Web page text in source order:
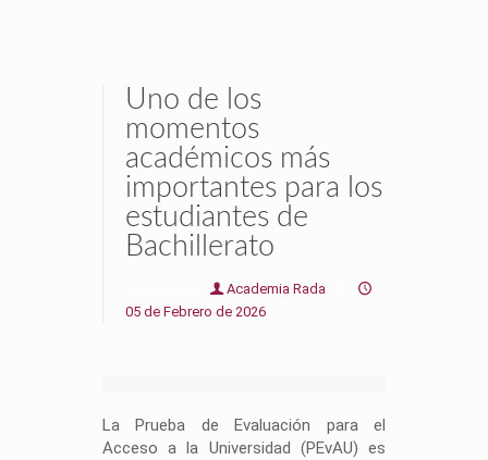
Uno de los
momentos
académicos más
importantes para los
estudiantes de
Bachillerato
Academia Rada
05 de Febrero de 2026
La Prueba de Evaluación para el
Acceso a la Universidad (PEvAU) es